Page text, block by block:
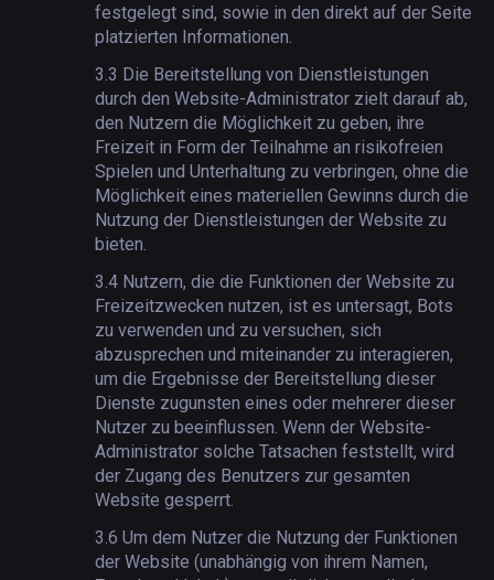
festgelegt sind, sowie in den direkt auf der Seite
platzierten Informationen.
3.3 Die Bereitstellung von Dienstleistungen
durch den Website-Administrator zielt darauf ab,
den Nutzern die Möglichkeit zu geben, ihre
Freizeit in Form der Teilnahme an risikofreien
Spielen und Unterhaltung zu verbringen, ohne die
Möglichkeit eines materiellen Gewinns durch die
Nutzung der Dienstleistungen der Website zu
bieten.
3.4 Nutzern, die die Funktionen der Website zu
Freizeitzwecken nutzen, ist es untersagt, Bots
zu verwenden und zu versuchen, sich
abzusprechen und miteinander zu interagieren,
um die Ergebnisse der Bereitstellung dieser
Dienste zugunsten eines oder mehrerer dieser
Nutzer zu beeinflussen. Wenn der Website-
Administrator solche Tatsachen feststellt, wird
der Zugang des Benutzers zur gesamten
Website gesperrt.
3.6 Um dem Nutzer die Nutzung der Funktionen
der Website (unabhängig von ihrem Namen,